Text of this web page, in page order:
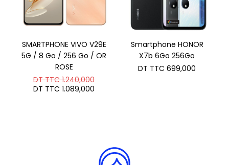
SMARTPHONE VIVO V29E
5G / 8 Go / 256 Go / OR
ROSE
DT TTC1.240,000Le
DT TTC 1.089,000
Smartphone HONOR
X7b 6Go 256Go
DT TTC 699,000